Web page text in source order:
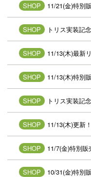
SHOP 11/21(金)特別
SHOP トリス実装記
SHOP 11/13(木)最新
SHOP 11/13(木)特別
SHOP トリス実装記
SHOP 11/13(木)更新
SHOP 11/7(金)特別販
SHOP 10/31(金)特別